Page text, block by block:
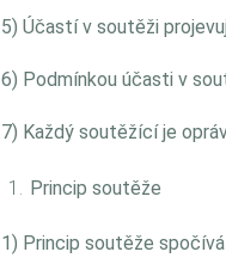
5) Účastí v soutěži
6) Podmínkou účasti v
7) Každý soutěžící je
Princip soutěže
1) Princip soutěže